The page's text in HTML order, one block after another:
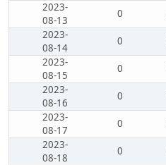
2023-
08-13
0
2023-
08-14
0
2023-
08-15
0
2023-
08-16
0
2023-
08-17
0
2023-
08-18
0